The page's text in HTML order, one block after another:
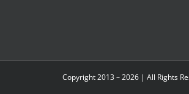
Copyright 2013 – 2026 | All Rights